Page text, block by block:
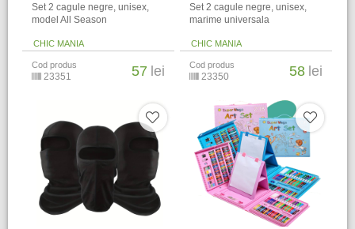
Set 2 cagule negre, unisex,
model All Season
CHIC MANIA
Cod produs
23351 57 lei
Set 2 cagule negre, unisex,
marime universala
CHIC MANIA
Cod produs
23350 58 lei